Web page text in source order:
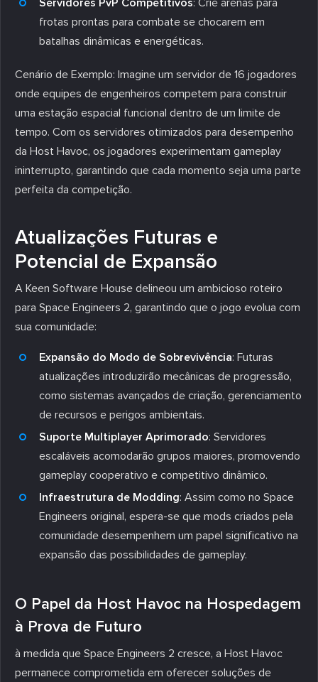
frotas prontas para combate se chocarem em
batalhas dinâmicas e energéticas.
Cenário de Exemplo: Imagine um servidor de 16 jogadores
onde equipes de engenheiros competem para construir
uma estação espacial funcional dentro de um limite de
tempo. Com os servidores otimizados para desempenho
da Host Havoc, os jogadores experimentam gameplay
ininterrupto, garantindo que cada momento seja uma parte
perfeita da competição.
Atualizações Futuras e
Potencial de Expansão
A Keen Software House delineou um ambicioso roteiro
para Space Engineers 2, garantindo que o jogo evolua com
sua comunidade:
Expansão do Modo de Sobrevivência: Futuras
atualizações introduzirão mecânicas de progressão,
como sistemas avançados de criação, gerenciamento
de recursos e perigos ambientais.
Suporte Multiplayer Aprimorado: Servidores
escaláveis acomodarão grupos maiores, promovendo
gameplay cooperativo e competitivo dinâmico.
Infraestrutura de Modding: Assim como no Space
Engineers original, espera-se que mods criados pela
comunidade desempenhem um papel significativo na
expansão das possibilidades de gameplay.
O Papel da Host Havoc na Hospedagem
à Prova de Futuro
à medida que Space Engineers 2 cresce, a Host Havoc
permanece comprometida em oferecer soluções de